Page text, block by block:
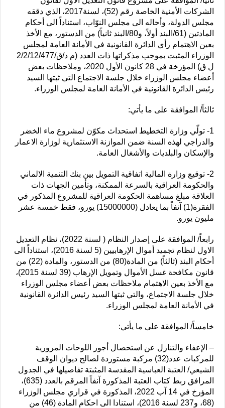
الشركات الأمنية الخاصة رقم (52)، لسنة2017، الذي دققه
مجلس الدولة، وأحاله الى مجلس النوّاب، استناداً الى أحكام
المادتين (61/البند أولاً، و80/البند ثانياً) من الدستور، مع الأخذ
بعين الاهتمام رأي الدائرة القانونية في الأمانة العامة لمجلس
الوزراء المثبت بموجب مذكراتها ذات العدد (م د/ق/2/2/12/477
ل ق) المؤرخة في 28 كانون الأول 2020، وملاحظات بعض
أعضاء مجلس الوزراء خلال جلسة الاجتماع التي ثبتها السيد
رئيس الدائرة القانونية في الأمانة العامة لمجلس الوزراء.
ثالثاً/ الموافقة على ما يأتي:
1- تولّي وزارة التخطيط استحداث مكوّن لمشروع ماء الخضر
والدراجي لهذه السنة ضمن الموازنة الاستثمارية لوزارة الاعمار
والإسكان والبلديات والأشغال العامة.
2- توقيع وزارة المالية اتفاقية التمويل بين بنك التنمية الالماني
والحكومة العراقية بالسرعة الممكنة، وتأمين الجهات ذات
العلاقة مبلغ مساهمة الحكومة العراقية للمشروع المذكور في
الفقرة(1) آنفاً بما يعادل (15000000) يورو، فقط خمسة عشر
مليون يورو.
رابعاً/ الموافقة على إصدار النظام ( لسنة 2022)، نظام التعديل
الاول لنظام تجميد أموال الإرهابيين (5 لسنة 2016)، استناداً الى
أحكام البند (ثالثاً) من المادة(80) من الدستور، والمادة (22) من
قانون مكافحة غسل الأموال وتمويل الإرهاب (39 لسنة 2015)،
مع الأخذ بعين الاهتمام ملاحظات بعض أعضاء مجلس الوزراء
خلال جلسة الاجتماع، والتي ثبتها السيد رئيس الدائرة القانونية
في الأمانة العامة لمجلس الوزراء.
خامساً/ الموافقة على ما يأتي:
– الإعفاء والتنازل عن استحصال أجور اللوحات المرورية
للمركبات عدد(32) مركبة مستوردة لصالح ديوان الوقف
الشيعي/ العتبة العباسية المقدسة المثبتة تفاصيلها في الجدول
المرافق ربط كتاب العتبة المذكورة آنفاً المرقم بالعدد (635)،
المؤرخ في 14 آب 2022، المذكورة في قراري مجلس الوزراء
(68، و237 لسنة 2016)، استنادا الى احكام المادة (46) من